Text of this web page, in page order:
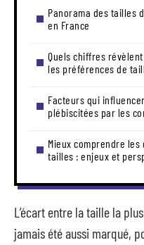
Panorama des tailles
en France
Quels chiffres
les préférences de
Facteurs qui
plébiscitées par les
Mieux comprendre les
tailles : enjeux et
L’écart entre la taille la
jamais été aussi marqué,